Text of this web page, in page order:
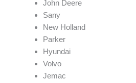
John Deere
Sany
New Holland
Parker
Hyundai
Volvo
Jemac